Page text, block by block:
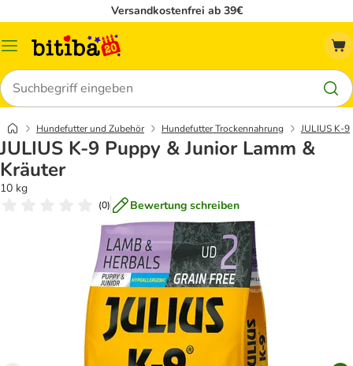
Versandkostenfrei ab 39€
Menü
Suchen
Hundefutter und Zubehör Hundefutter Trockennahrung JULIUS K-9
JULIUS K-9 Puppy & Junior Lamm &
Kräuter
10 kg
(0) Bewertung schreiben